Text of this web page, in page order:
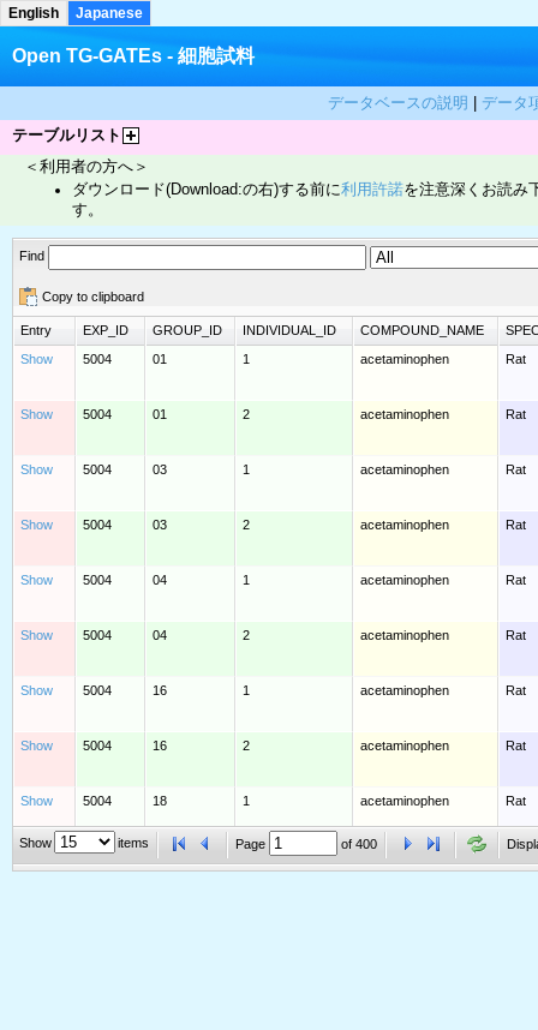
English Japanese
Open TG-GATEs - 細胞試料
データベースの説明 データ
テーブルリスト
＜利用者の方へ＞
ダウンロード(Download:の右)する前に利用許諾を注意深くお読み
す。
Find
Copy to clipboard
Entry EXP_ID GROUP_ID INDIVIDUAL_ID COMPOUND_NAME
Show
5004 01 1 acetaminophen Rat
Show 5004 01 2 acetaminophen Rat
Show 5004 03 1 acetaminophen Rat
Show 5004 03 2 acetaminophen Rat
Show 5004 04 1 acetaminophen Rat
Show 5004 04 2 acetaminophen Rat
Show 5004 16 1 acetaminophen Rat
Show 5004 16 2 acetaminophen Rat
Show 5004 18 1 acetaminophen Rat
5004 18 acetaminophen
Show items Page of 400